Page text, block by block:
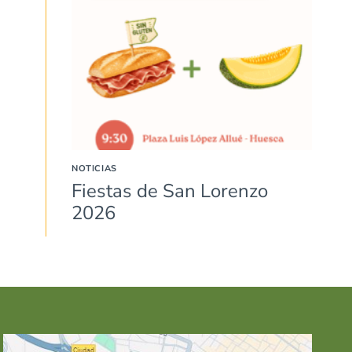
NOTICIAS
Fiestas de San Lorenzo
2026